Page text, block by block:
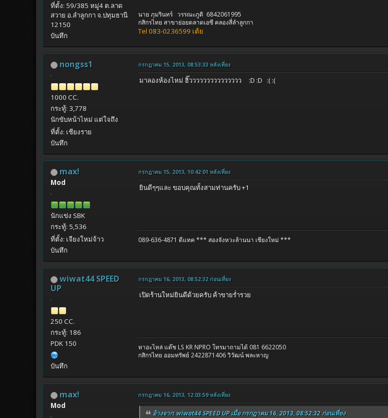
ที่ตั้ง: 59/385 หมู่4 ต.ลาด
สวาย อ.ลำลูกกา จ.ปทุมธานี
12150
บันทึก
นาย ภุมรินทร์ วรรณะภูติ 6842061995
กสิกรไทย สาขาย่อยตลาดเอซี คลองสี่ลำลูกกา
Tel 083-0236599 เต้ย
nongss1
1000 CC.
กระทู้: 3,778
นักขับหน้าไหม่ แต่ใจถึง
ที่ตั้ง: เชียงราย
บันทึก
กรกฎาคม 15, 2013, 08:53:33 หลังเที่ยง
มาลองห้องไหม่ ฮิ๊ววววววววววววววว :D :D :( :(
max!
Mod
นักแข่ง SBK
กระทู้: 5,536
ที่ตั้ง: เจียงใหม่จ้าว
บันทึก
กรกฎาคม 15, 2013, 10:42:01 หลังเที่ยง
ยินดีๆๆและ ขอบคุณทั้งสามท่านครับ +1
089-636-4871 ดีแทค *** สองจังหวะล้านนา เชียงใหม่ ***
wiwat44 SPEED
UP
250 CC.
กระทู้: 186
PDK 150
บันทึก
กรกฎาคม 16, 2013, 08:52:32 ก่อนเที่ยง
เปิดร้านใหม่ยินดีด้วยครับ ค้าขายร่ำรวย
หาอะไหล่ แด๊ช LS KR NPRO โทรมาถามได้ 081 6622050
กสิกรไทย ออมทรัพย์ 2422871406 วิวัฒน์ พละหาญ
max!
Mod
กรกฎาคม 16, 2013, 12:03:59 หลังเที่ยง
อ้างจาก: wiwat44 SPEED UP เมื่อ กรกฎาคม 16, 2013, 08:52:32 ก่อนเที่ยง